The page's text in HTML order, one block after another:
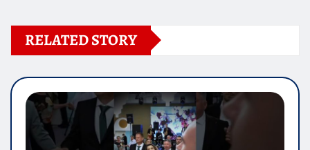
RELATED STORY